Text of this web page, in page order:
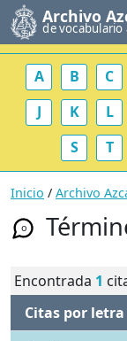
Archivo
de
A B C
J
K L
S
T
Inicio / Archivo
o
Encontrada 1
Citas por